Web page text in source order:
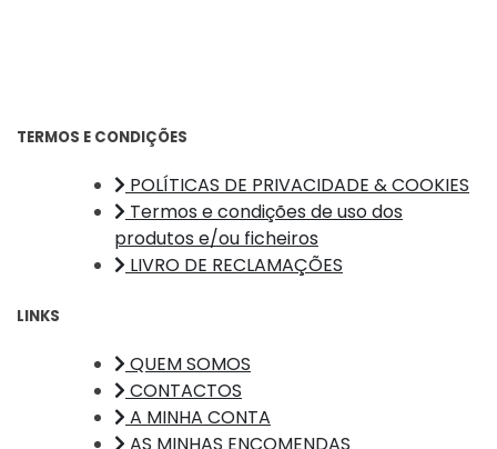
TERMOS E CONDIÇÕES
POLÍTICAS DE PRIVACIDADE & COOKIES
Termos e condições de uso dos
produtos e/ou ficheiros
LIVRO DE RECLAMAÇÕES
LINKS
QUEM SOMOS
CONTACTOS
A MINHA CONTA